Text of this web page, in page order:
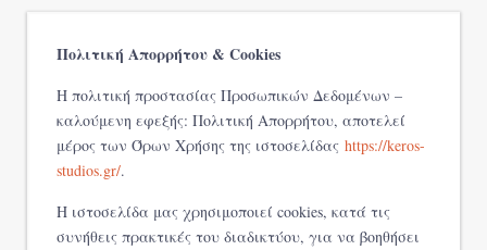
Πολιτική Απορρήτου & Cookies
Η πολιτική προστασίας Προσωπικών Δεδομένων –
καλούμενη εφεξής: Πολιτική Απορρήτου, αποτελεί
μέρος των Όρων Χρήσης της ιστοσελίδας https://keros-
studios.gr/.
Η ιστοσελίδα μας χρησιμοποιεί cookies, κατά τις
συνήθεις πρακτικές του διαδικτύου, για να βοηθήσει